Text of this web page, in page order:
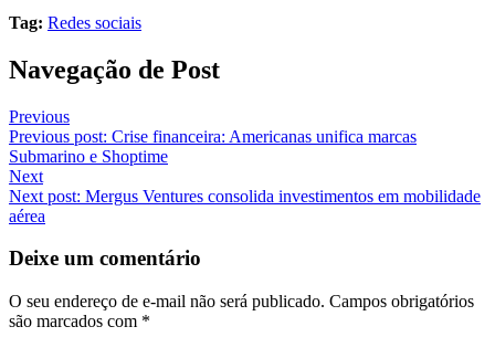
Tag: Redes sociais
Navegação de Post
Previous
Previous post: Crise financeira: Americanas unifica marcas
Submarino e Shoptime
Next
Next post: Mergus Ventures consolida investimentos em mobilidade
aérea
Deixe um comentário
O seu endereço de e-mail não será publicado. Campos obrigatórios
são marcados com *